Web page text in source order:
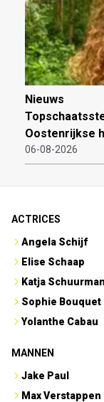
Nieuws
Oostenrijkse
06-08-2026
ACTRICES
Angela Schijf
Elise Schaap
Katja Schuurman
Sophie Bouquet
Yolanthe Cabau
MANNEN
Jake Paul
Max Verstappen